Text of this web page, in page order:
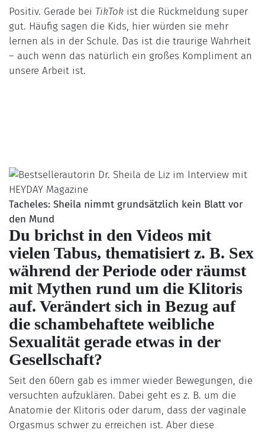
Positiv. Gerade bei TikTok ist die Rückmeldung super
gut. Häufig sagen die Kids, hier würden sie mehr
lernen als in der Schule. Das ist die traurige Wahrheit
– auch wenn das natürlich ein großes Kompliment an
unsere Arbeit ist.
Tacheles: Sheila nimmt grundsätzlich kein Blatt vor
den Mund
Du brichst in den Videos mit
vielen Tabus, thematisiert z. B. Sex
während der Periode oder räumst
mit Mythen rund um die Klitoris
auf. Verändert sich in Bezug auf
die schambehaftete weibliche
Sexualität gerade etwas in der
Gesellschaft?
Seit den 60ern gab es immer wieder Bewegungen, die
versuchten aufzuklären. Dabei geht es z. B. um die
Anatomie der Klitoris oder darum, dass der vaginale
Orgasmus schwer zu erreichen ist. Aber diese